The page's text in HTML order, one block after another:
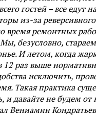
гостей – все едут
из-за
время ремонтных
безусловно,
И летом, когда
12 раз выше
исключить,
Такая практика
давайте не будем от
Вениамин